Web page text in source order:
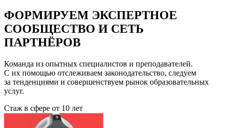
ФОРМИРУЕМ ЭКСПЕРТНОЕ
СООБЩЕСТВО И СЕТЬ
ПАРТНЁРОВ
Команда из опытных специалистов и преподавателей.
С их помощью отслеживаем законодательство, следуем
за тенденциями и совершенствуем рынок образовательных
услуг.
Стаж в сфере от 10 лет